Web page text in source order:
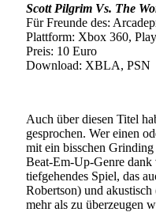
Scott Pilgrim Vs. The
Für Freunde des:
Plattform: Xbox 360,
Preis: 10 Euro
Download: XBLA, PSN
Auch über diesen Titel
gesprochen. Wer einen
mit ein bisschen
Beat-Em-Up-Genre
tiefgehendes Spiel, das
Robertson) und
mehr als zu überzeugen